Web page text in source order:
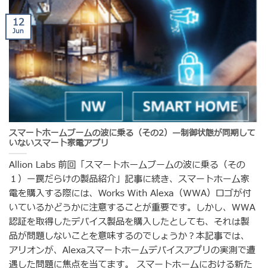
スマートホームブームの波に乗る（その2）—制御状態が同期して
いないスマート家電アプリ
Allion Labs 前回「スマートホームブームの波に乗る（その
１）ー罠だらけの製品紹介」記事に続き、スマートホーム家
電を購入する際には、Works With Alexa（WWA）ロゴが付
いているかどうかに注意することが重要です。しかし、WWA
認証を取得したデバイス製品を購入したとしても、それは製
品が問題しないことを意味するのでしょうか？本記事では、
アリオンが、Alexaスマートホームデバイスアプリの実測で遭
遇した問題に焦点を当てます。 スマートホームにおける新た
12
Jun